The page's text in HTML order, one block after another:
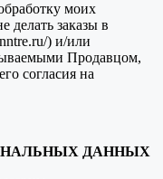
моих
делать заказы в
) и/или
Продавцом,
согласия на
ДАННЫХ